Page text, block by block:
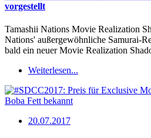
vorgestellt
Tamashii Nations Movie Realization
Nations' außergewöhnliche Samurai-
bald ein neuer Movie Realization
Weiterlesen...
20.07.2017